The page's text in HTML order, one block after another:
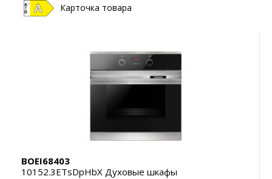
Карточка товара
BOEI68403
10152.3ETsDpHbX Духовые шкафы